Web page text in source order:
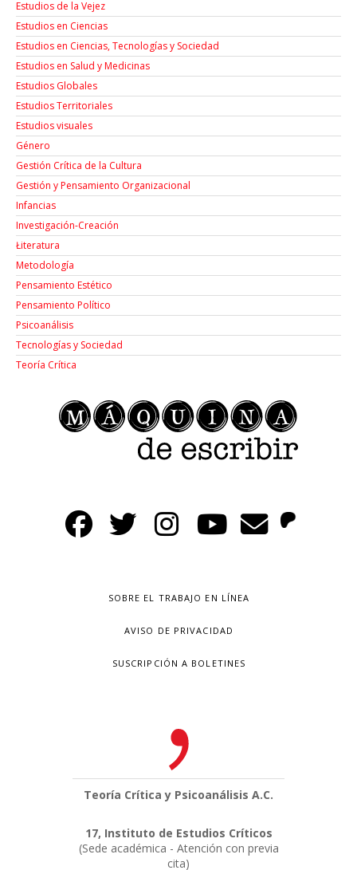
Estudios de la Vejez
Estudios en Ciencias
Estudios en Ciencias, Tecnologías y Sociedad
Estudios en Salud y Medicinas
Estudios Globales
Estudios Territoriales
Estudios visuales
Género
Gestión Crítica de la Cultura
Gestión y Pensamiento Organizacional
Infancias
Investigación-Creación
Łiteratura
Metodología
Pensamiento Estético
Pensamiento Político
Psicoanálisis
Tecnologías y Sociedad
Teoría Crítica
SOBRE EL TRABAJO EN LÍNEA
AVISO DE PRIVACIDAD
SUSCRIPCIÓN A BOLETINES
Teoría Crítica y Psicoanálisis A.C.
17, Instituto de Estudios Críticos
(Sede académica - Atención con previa
cita)